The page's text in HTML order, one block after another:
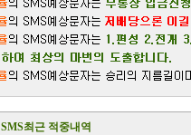
SMS최근 적중내역